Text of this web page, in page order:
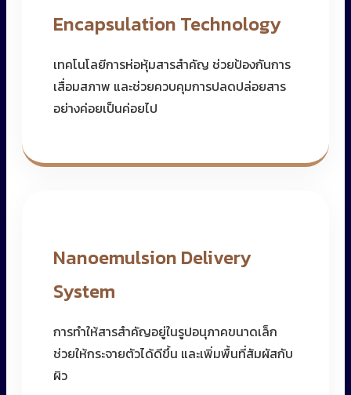
Encapsulation Technology
เทคโนโลยีการห่อหุ้มสารสำคัญ ช่วยป้องกันการ
เสื่อมสภาพ และช่วยควบคุมการปลดปล่อยสาร
อย่างค่อยเป็นค่อยไป
Nanoemulsion Delivery
System
การทำให้สารสำคัญอยู่ในรูปอนุภาคขนาดเล็ก
ช่วยให้กระจายตัวได้ดีขึ้น และเพิ่มพื้นที่สัมผัสกับ
ผิว